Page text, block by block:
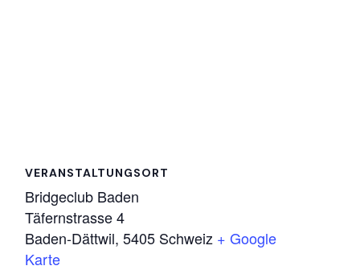
VERANSTALTUNGSORT
Bridgeclub Baden
Täfernstrasse 4
Baden-Dättwil, 5405 Schweiz + Google
Karte